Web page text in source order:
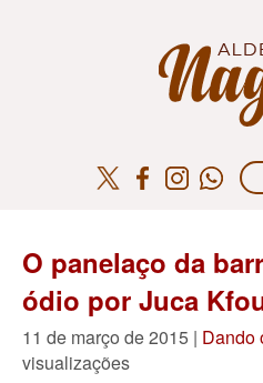
O panelaço da
ódio por Juca
11 de março de 2015 | Dando
visualizações